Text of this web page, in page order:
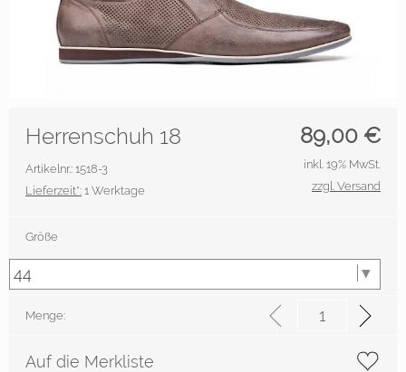
89,00 €
Herrenschuh 18
Artikelnr.: 1518-3
Lieferzeit*: 1 Werktage
inkl. 19% MwSt.
zzgl. Versand
Größe
Menge:
Auf die Merkliste